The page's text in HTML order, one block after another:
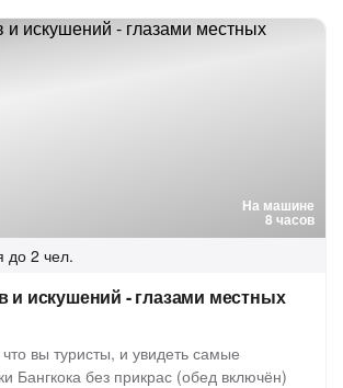
На машине
8 часов
до 2 чел.
и искушений - глазами местных
вы туристы, и увидеть самые
Бангкока без прикрас (обед включён)